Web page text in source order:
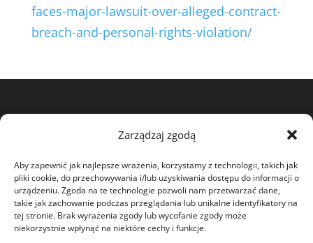
Zarządzaj zgodą
Aby zapewnić jak najlepsze wrażenia, korzystamy z technologii, takich jak
pliki cookie, do przechowywania i/lub uzyskiwania dostępu do informacji o
urządzeniu. Zgoda na te technologie pozwoli nam przetwarzać dane,
takie jak zachowanie podczas przeglądania lub unikalne identyfikatory na
tej stronie. Brak wyrażenia zgody lub wycofanie zgody może
niekorzystnie wpłynąć na niektóre cechy i funkcje.
faces-major-lawsuit-over-alleged-contract-
breach-and-personal-rights-violation/